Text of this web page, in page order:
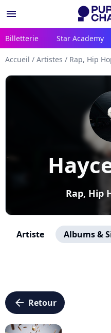
menu
Billetterie Star Academy
Accueil / Artistes / Rap, Hip
Rap, Hip
Artiste Albums &
arrow_left Retour